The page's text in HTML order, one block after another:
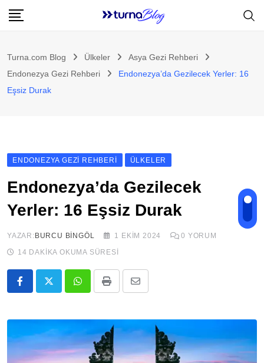
Skip
Turna.com Blog Ülkeler
Asya Gezi Rehberi
Endonezya Gezi Rehberi
Endonezya’da Gezilecek Yerler: 16
Eşsiz Durak
ENDONEZYA GEZI REHBERI ÜLKELER
Endonezya’da Gezilecek
Yerler: 16 Eşsiz Durak
YAZAR: BURCU BINGÖL 1 EKIM 2024 0 YORUM
14 DAKIKA OKUMA SÜRESI
Whatsapp
Print
ile
Paylaş